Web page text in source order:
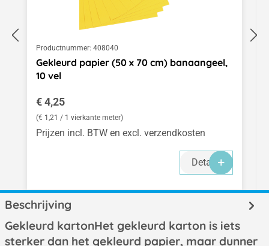
Productnummer: 408040
Gekleurd papier (50 x 70 cm) banaangeel,
10 vel
Normale prijs:
€ 4,25
(€ 1,21 / 1 vierkante meter)
Prijzen incl. BTW en excl. verzendkosten
Details
Beschrijving
Gekleurd kartonHet gekleurd karton is iets
sterker dan het gekleurd papier, maar dunner